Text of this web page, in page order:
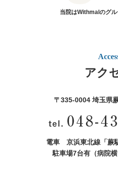
当院はWithmalのグル
アク
〒335-0004 埼玉県
電車 京浜東北線「蕨
駐車場7台有（病院横